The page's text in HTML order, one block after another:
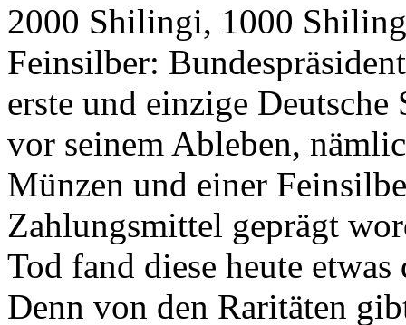
2000 Shilingi, 1000
Feinsilber:
erste und einzige Deutsche
vor seinem Ableben,
Münzen und einer
Zahlungsmittel geprägt
Tod fand diese heute
Denn von den Raritäten